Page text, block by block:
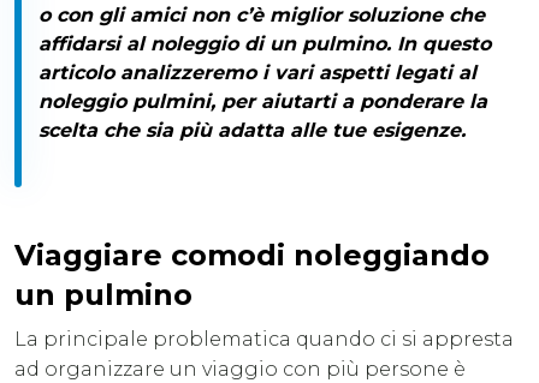
o con gli amici non c’è miglior soluzione che
affidarsi al noleggio di un pulmino. In questo
articolo analizzeremo i vari aspetti legati al
noleggio pulmini, per aiutarti a ponderare la
scelta che sia più adatta alle tue esigenze.
Viaggiare comodi noleggiando
un pulmino
La principale problematica quando ci si appresta
ad organizzare un viaggio con più persone è